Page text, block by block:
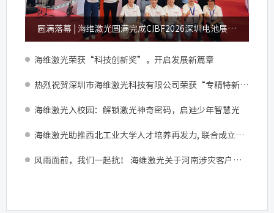
圆满落幕 | 海维激光圆满完成CIBF2026深圳电池展参展之行
海维激光荣获“科技创新奖”，开启发展新篇章
热烈祝贺深圳市海维激光科技有限公司荣获“专精特新中小企业”称号
海维激光入校园：解锁激光神奇密码，启迪少年智慧光
海维激光助推西北工业大学人才培养再发力, 联合成立激光焊接实习车间
风雨面前，我们一起抗！ 海维激光关于河南涉灾客户的郑重承诺